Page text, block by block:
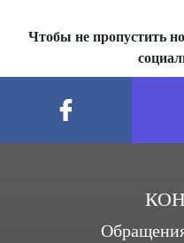
Чтобы не пропустить